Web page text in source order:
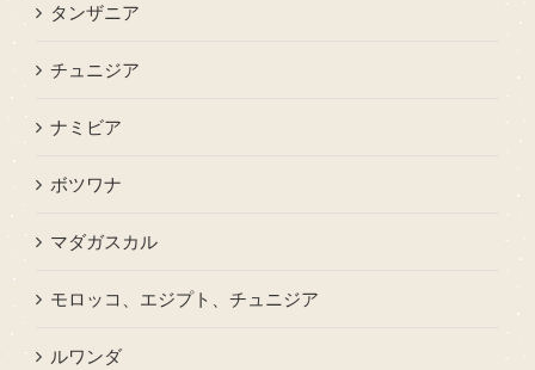
タンザニア
チュニジア
ナミビア
ボツワナ
マダガスカル
モロッコ、エジプト、チュニジア
ルワンダ